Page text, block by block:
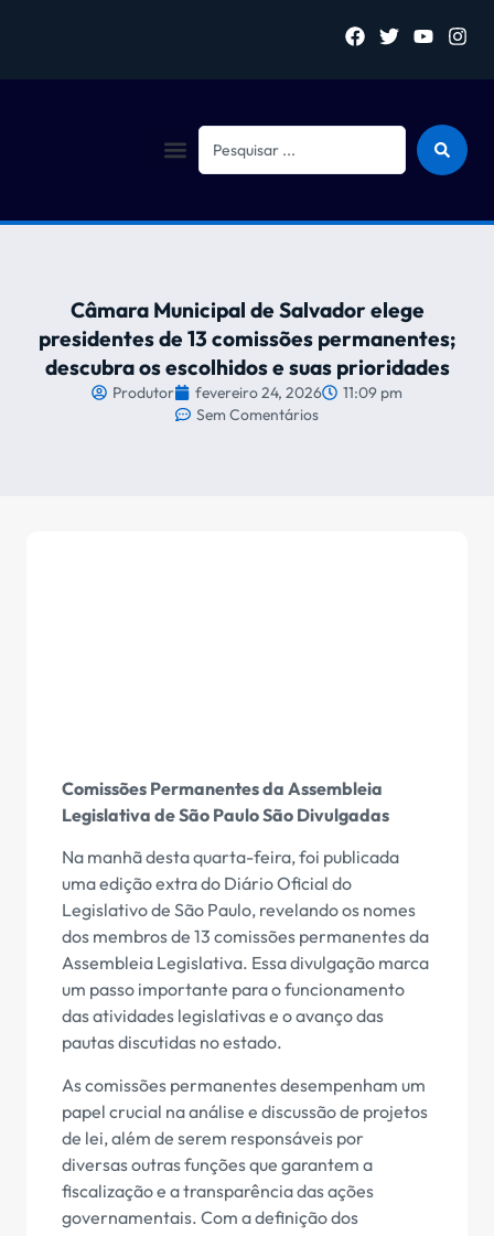
Câmara Municipal de Salvador elege
presidentes de 13 comissões permanentes;
descubra os escolhidos e suas prioridades
Produtor fevereiro 24, 2026
11:09 pm
Sem Comentários
Comissões Permanentes da Assembleia
Legislativa de São Paulo São Divulgadas
Na manhã desta quarta-feira, foi publicada
uma edição extra do Diário Oficial do
Legislativo de São Paulo, revelando os nomes
dos membros de 13 comissões permanentes da
Assembleia Legislativa. Essa divulgação marca
um passo importante para o funcionamento
das atividades legislativas e o avanço das
pautas discutidas no estado.
As comissões permanentes desempenham um
papel crucial na análise e discussão de projetos
de lei, além de serem responsáveis por
diversas outras funções que garantem a
fiscalização e a transparência das ações
governamentais. Com a definição dos